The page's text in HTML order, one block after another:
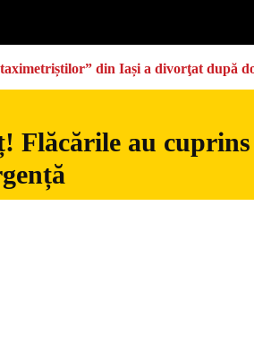
din Iași a divorţat după
Flăcările au